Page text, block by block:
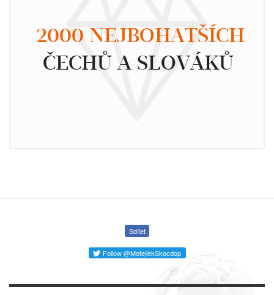
2000 NEJBOHATŠÍCH
ČECHŮ A SLOVÁKŮ
Sdílet
Follow @MotejlekSkocdop